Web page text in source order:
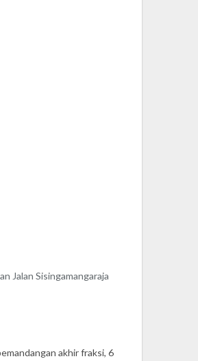
Jalan Sisingamangaraja
akhir fraksi, 6